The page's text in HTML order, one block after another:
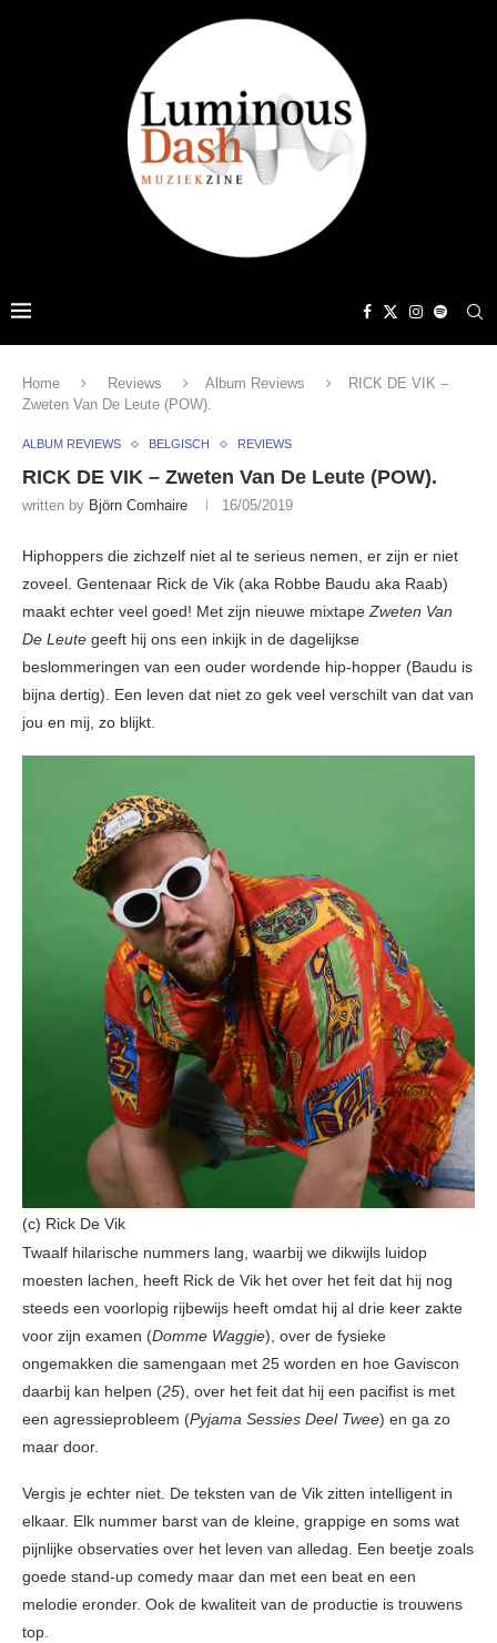
Home Reviews Album Reviews
RICK DE VIK –
Zweten Van De Leute (POW).
ALBUM REVIEWS BELGISCH REVIEWS
RICK DE VIK – Zweten Van De Leute (POW).
written by Björn Comhaire 16/05/2019
Hiphoppers die zichzelf niet al te serieus nemen, er zijn er niet
zoveel. Gentenaar Rick de Vik (aka Robbe Baudu aka Raab)
maakt echter veel goed! Met zijn nieuwe mixtapeZweten Van
De Leute geeft hij ons een inkijk in de dagelijkse
beslommeringen van een ouder wordende hip-hopper (Baudu is
bijna dertig). Een leven dat niet zo gek veel verschilt van dat van
jou en mij, zo blijkt.
(c) Rick De Vik
Twaalf hilarische nummers lang, waarbij we dikwijls luidop
moesten lachen, heeft Rick de Vik het over het feit dat hij nog
steeds een voorlopig rijbewijs heeft omdat hij al drie keer zakte
voor zijn examen (Domme Waggie), over de fysieke
ongemakken die samengaan met 25 worden en hoe Gaviscon
daarbij kan helpen (25), over het feit dat hij een pacifist is met
een agressieprobleem (Pyjama Sessies Deel Twee) en ga zo
maar door.
Vergis je echter niet. De teksten van de Vik zitten intelligent in
elkaar. Elk nummer barst van de kleine, grappige en soms wat
pijnlijke observaties over het leven van alledag. Een beetje zoals
goede stand-up comedy maar dan met een beat en een
melodie eronder. Ook de kwaliteit van de productie is trouwens
top.